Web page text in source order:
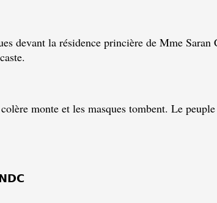
devant la résidence princière de Mme
monte et les masques tombent. Le